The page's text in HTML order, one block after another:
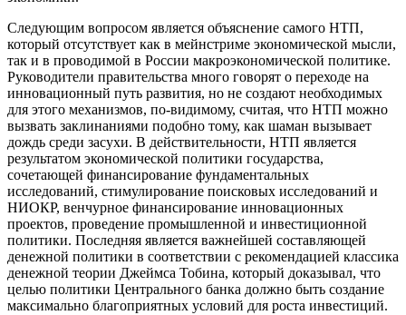
Следующим вопросом является объяснение самого НТП,
который отсутствует как в мейнстриме экономической мысли,
так и в проводимой в России макроэкономической политике.
Руководители правительства много говорят о переходе на
инновационный путь развития, но не создают необходимых
для этого механизмов, по-видимому, считая, что НТП можно
вызвать заклинаниями подобно тому, как шаман вызывает
дождь среди засухи. В действительности, НТП является
результатом экономической политики государства,
сочетающей финансирование фундаментальных
исследований, стимулирование поисковых исследований и
НИОКР, венчурное финансирование инновационных
проектов, проведение промышленной и инвестиционной
политики. Последняя является важнейшей составляющей
денежной политики в соответствии с рекомендацией классика
денежной теории Джеймса Тобина, который доказывал, что
целью политики Центрального банка должно быть создание
максимально благоприятных условий для роста инвестиций.